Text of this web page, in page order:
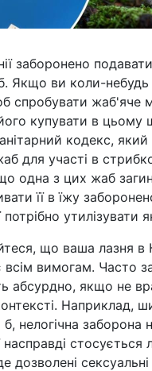
заборонено
Якщо ви коли-небудь
спробувати жаб'яче
купувати в цьому
кодекс,
для участі в
одна з цих жаб
її в їжу
потрібно
що ваша лазня в
всім вимогам. Часто
абсурдно, якщо не
Наприклад,
нелогічна заборона
насправді стосується
дозволені сексуальні